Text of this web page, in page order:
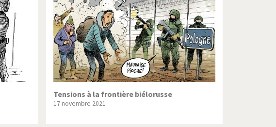
Tensions à la frontière biélorusse
17 novembre 2021